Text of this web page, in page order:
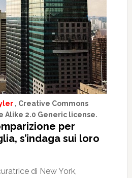
, Creative Commons
Alike 2.0 Generic license.
per
s’indaga sui loro
di New York,